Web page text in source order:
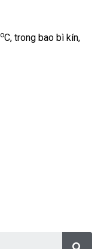
oC, trong bao bì kín,
S